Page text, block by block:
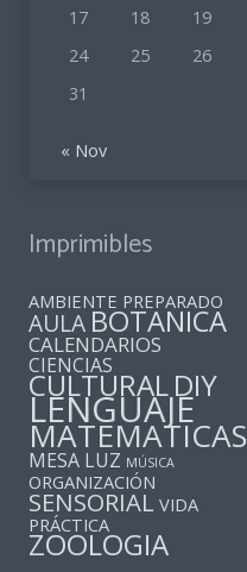
17
18 19
24
25 26
31
« Nov
Imprimibles
AMBIENTE PREPARADO
AULABOTANICA
CALENDARIOS
CIENCIAS
CULTURALDIY
LENGUAJE
MATEMATICAS
MESA LUZ MÚSICA
ORGANIZACIÓN
SENSORIAL VIDA
PRÁCTICA
ZOOLOGIA